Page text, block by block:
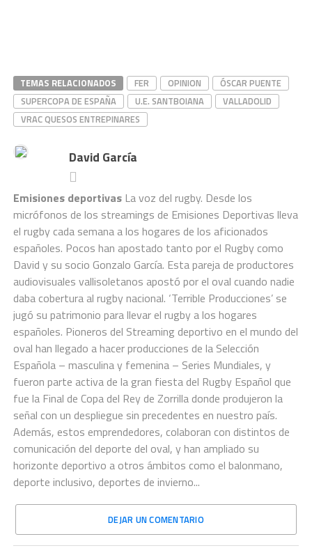
TEMAS RELACIONADOS FER OPINION
ÓSCAR PUENTE
SUPERCOPA DE ESPAÑA
U.E. SANTBOIANA
VALLADOLID
VRAC QUESOS ENTREPINARES
David García
Emisiones deportivasLa voz del rugby. Desde los
micrófonos de los streamings de Emisiones Deportivas lleva
el rugby cada semana a los hogares de los aficionados
españoles. Pocos han apostado tanto por el Rugby como
David y su socio Gonzalo García. Esta pareja de productores
audiovisuales vallisoletanos apostó por el oval cuando nadie
daba cobertura al rugby nacional. ‘Terrible Producciones’ se
jugó su patrimonio para llevar el rugby a los hogares
españoles. Pioneros del Streaming deportivo en el mundo del
oval han llegado a hacer producciones de la Selección
Española – masculina y femenina – Series Mundiales, y
fueron parte activa de la gran fiesta del Rugby Español que
fue la Final de Copa del Rey de Zorrilla donde produjeron la
señal con un despliegue sin precedentes en nuestro país.
Además, estos emprendedores, colaboran con distintos de
comunicación del deporte del oval, y han ampliado su
horizonte deportivo a otros ámbitos como el balonmano,
deporte inclusivo, deportes de invierno...
DEJAR UN COMENTARIO